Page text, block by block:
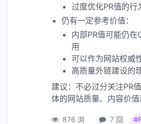
过度优化PR值的行
仍有一定参考价值：
内部PR值可能仍
用
可以作为网站权威
高质量外链建设的
建议：不必过分关注PR
体的网站质量、内容价值
876 浏
7 回